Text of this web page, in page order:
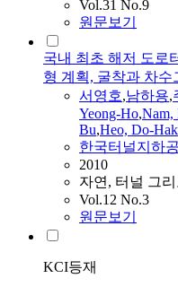
Vol.31 No.9
원문보기
국내 최초 해저 도로
형 계획, 굴착과 차
서영호,남하용,
Yeong-Ho,Nam,
Bu,Heo, Do-Hak
한국터널지하
2010
자연, 터널 그
Vol.12 No.3
원문보기
KCI등재